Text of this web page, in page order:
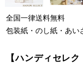
全国一律送料無料
包装紙・のし紙・あい
【ハンディセレ